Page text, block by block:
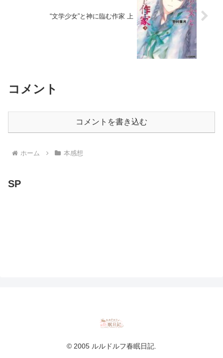
“文学少女”と神に臨む作家 上
コメント
コメントを書き込む
ホーム 本感想
SP
© 2005 ルルドルフ春眠日記.